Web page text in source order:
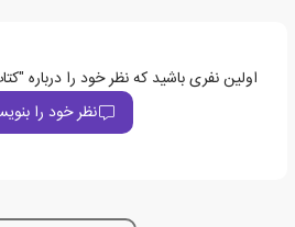
اولین نفری باشید که نظر خود را درباره
نظر خود را